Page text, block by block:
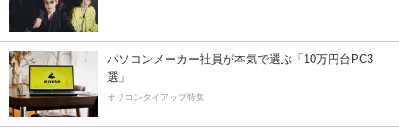
パソコンメーカー社員が本気で選ぶ「10万円台PC3
選」
オリコンタイアップ特集